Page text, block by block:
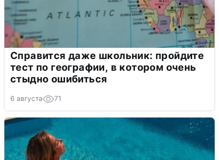
Справится даже школьник: пройдите
тест по географии, в котором очень
стыдно ошибиться
6 августа 71